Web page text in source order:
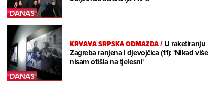
KRVAVA SRPSKA ODMAZDA/U raketiranju
Zagreba ranjena i djevojčica (11): 'Nikad više
nisam otišla na tjelesni'